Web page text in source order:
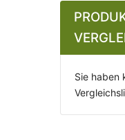
Sie haben